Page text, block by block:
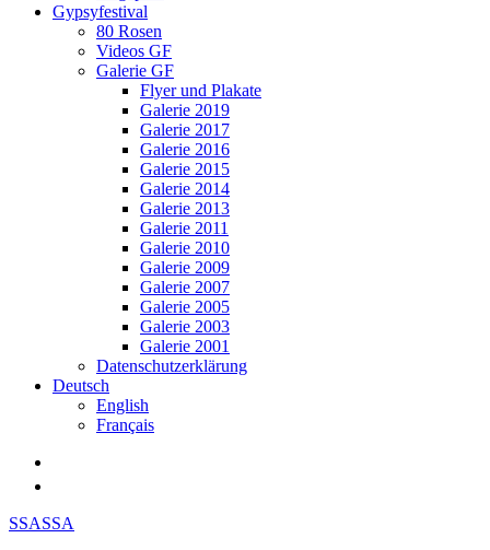
Gypsyfestival
80 Rosen
Videos GF
Galerie GF
Flyer und Plakate
Galerie 2019
Galerie 2017
Galerie 2016
Galerie 2015
Galerie 2014
Galerie 2013
Galerie 2011
Galerie 2010
Galerie 2009
Galerie 2007
Galerie 2005
Galerie 2003
Galerie 2001
Datenschutzerklärung
Deutsch
English
Français
SSASSA